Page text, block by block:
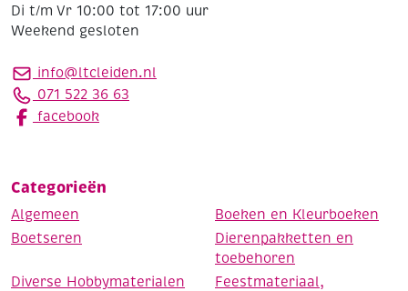
Di t/m Vr 10:00 tot 17:00 uur
Weekend gesloten
info@ltcleiden.nl
071 522 36 63
facebook
Categorieën
Algemeen
Boeken en Kleurboeken
Boetseren
Dierenpakketten en
toebehoren
Diverse Hobbymaterialen
Feestmateriaal,